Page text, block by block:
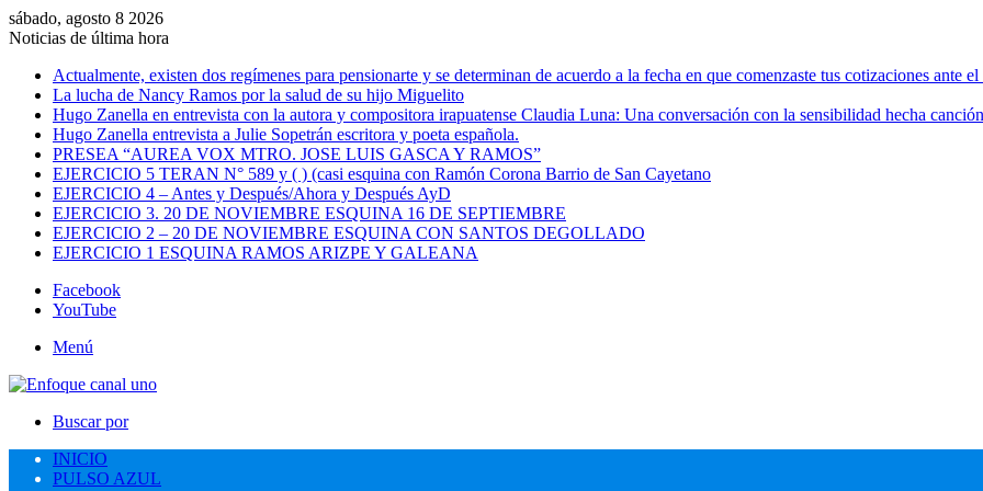
sábado, agosto 8 2026
Noticias de última hora
Actualmente, existen dos regímenes para pensionarte y se determinan de acuerdo a la fecha en que comenzaste tus cotizaciones ante
La lucha de Nancy Ramos por la salud de su hijo Miguelito
Hugo Zanella en entrevista con la autora y compositora irapuatense Claudia Luna: Una conversación con la sensibilidad hecha canción
Hugo Zanella entrevista a Julie Sopetrán escritora y poeta española.
PRESEA “AUREA VOX MTRO. JOSE LUIS GASCA Y RAMOS”
EJERCICIO 5 TERAN N° 589 y ( ) (casi esquina con Ramón Corona Barrio de San Cayetano
EJERCICIO 4 – Antes y Después/Ahora y Después AyD
EJERCICIO 3. 20 DE NOVIEMBRE ESQUINA 16 DE SEPTIEMBRE
EJERCICIO 2 – 20 DE NOVIEMBRE ESQUINA CON SANTOS DEGOLLADO
EJERCICIO 1 ESQUINA RAMOS ARIZPE Y GALEANA
Facebook
YouTube
Menú
Buscar por
INICIO
PULSO AZUL